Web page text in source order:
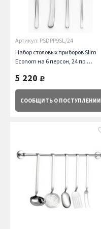
Артикул: PSDPP9SL/24
Набор столовых приборов Slim
Econom на 6 персон, 24 пр.
5 220 руб.
СООБЩИТЬ О ПОСТУПЛЕНИИ